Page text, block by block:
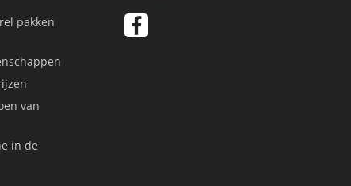
pakken
van
in de